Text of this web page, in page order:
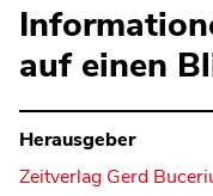
auf einen
Herausgeber
Zeitverlag Gerd